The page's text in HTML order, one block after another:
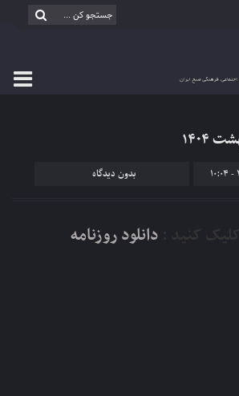
بدون دیدگاه
دانلود روزنامه